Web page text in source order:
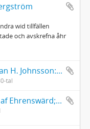
wid tillfällen
och avskrefna åhr
Versjon öfver Virgilius för Johan H. Johnsson: Manuskript
tal
Verser, Bref och Carricaturer af Ehrenswärd; Ett humoristiskt bref af skalden Oxenstierna under namn af Haqvin Bager; En bröllops-gratulation på vers (troligtvis af Leopold) (Kopior)